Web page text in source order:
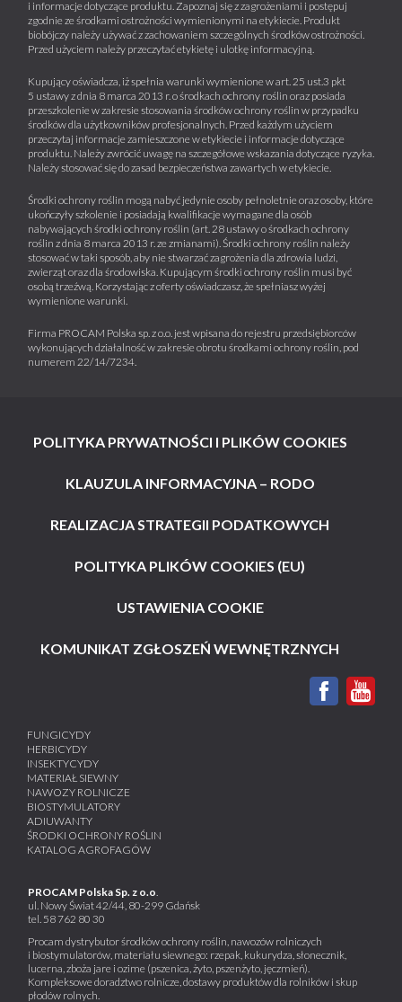
i informacje dotyczące produktu. Zapoznaj się z zagrożeniami i postępuj
zgodnie ze środkami ostrożności wymienionymi na etykiecie. Produkt
biobójczy należy używać z zachowaniem szczególnych środków ostrożności.
Przed użyciem należy przeczytać etykietę i ulotkę informacyjną.
Kupujący oświadcza, iż spełnia warunki wymienione w art. 25 ust.3 pkt
5 ustawy z dnia 8 marca 2013 r. o środkach ochrony roślin oraz posiada
przeszkolenie w zakresie stosowania środków ochrony roślin w przypadku
środków dla użytkowników profesjonalnych. Przed każdym użyciem
przeczytaj informacje zamieszczone w etykiecie i informacje dotyczące
produktu. Należy zwrócić uwagę na szczegółowe wskazania dotyczące ryzyka.
Należy stosować się do zasad bezpieczeństwa zawartych w etykiecie.
Środki ochrony roślin mogą nabyć jedynie osoby pełnoletnie oraz osoby, które
ukończyły szkolenie i posiadają kwalifikacje wymagane dla osób
nabywających środki ochrony roślin (art. 28 ustawy o środkach ochrony
roślin z dnia 8 marca 2013 r. ze zmianami). Środki ochrony roślin należy
stosować w taki sposób, aby nie stwarzać zagrożenia dla zdrowia ludzi,
zwierząt oraz dla środowiska. Kupującym środki ochrony roślin musi być
osobą trzeźwą. Korzystając z oferty oświadczasz, że spełniasz wyżej
wymienione warunki.
Firma PROCAM Polska sp. z o.o. jest wpisana do rejestru przedsiębiorców
wykonujących działalność w zakresie obrotu środkami ochrony roślin, pod
numerem 22/14/7234.
POLITYKA PRYWATNOŚCI I PLIKÓW COOKIES
KLAUZULA INFORMACYJNA – RODO
REALIZACJA STRATEGII PODATKOWYCH
POLITYKA PLIKÓW COOKIES (EU)
USTAWIENIA COOKIE
KOMUNIKAT ZGŁOSZEŃ WEWNĘTRZNYCH
FUNGICYDY
HERBICYDY
INSEKTYCYDY
MATERIAŁ SIEWNY
NAWOZY ROLNICZE
BIOSTYMULATORY
ADIUWANTY
ŚRODKI OCHRONY ROŚLIN
KATALOG AGROFAGÓW
PROCAM Polska Sp. z o.o
ul. Nowy Świat 42/44, 80-299 Gdańsk
tel. 58 762 80 30
Procam dystrybutor środków ochrony roślin, nawozów rolniczych
i biostymulatorów, materiału siewnego: rzepak, kukurydza, słonecznik,
lucerna, zboża jare i ozime (pszenica, żyto, pszenżyto, jęczmień).
Kompleksowe doradztwo rolnicze, dostawy produktów dla rolników i skup
płodów rolnych.